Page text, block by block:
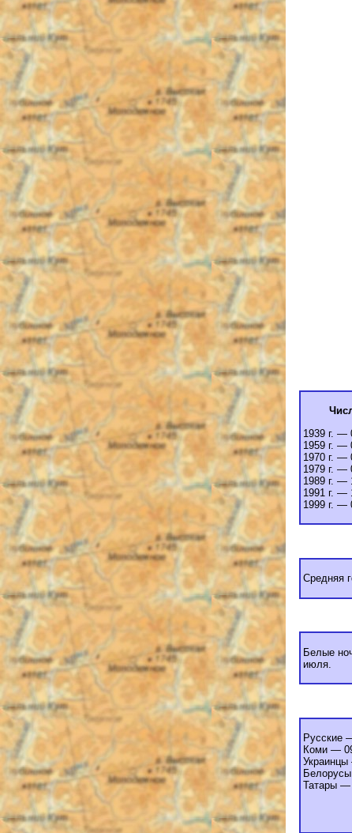
1939 г. —
1959 г. —
1970 г. —
1979 г. —
1989 г. —
1991 г. —
1999 г. —
Средняя
Белые
июля.
Русские
Коми —
Татары —